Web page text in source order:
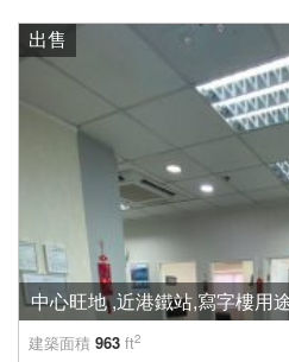
出售
中心旺地 ,近港鐵站,寫字樓用
建築面積 963 ft2